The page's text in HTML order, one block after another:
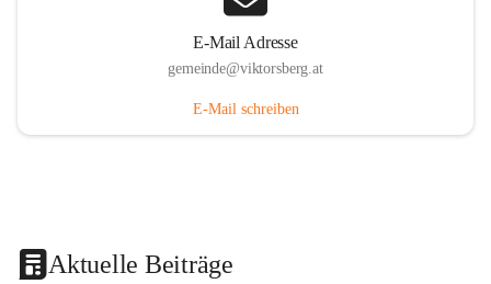
E-Mail Adresse
gemeinde@viktorsberg.at
E-Mail schreiben
Aktuelle Beiträge